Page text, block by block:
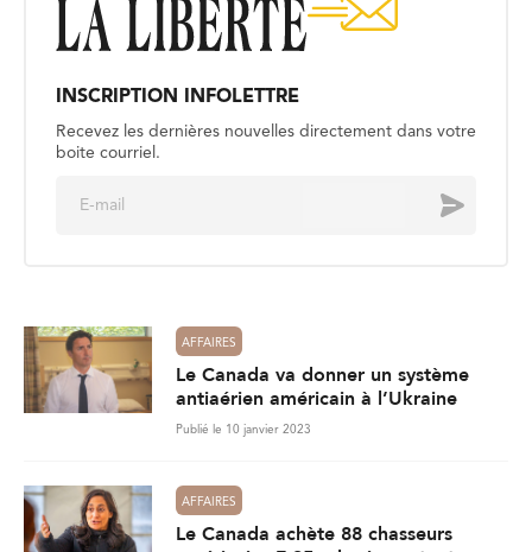
INSCRIPTION INFOLETTRE
Recevez les dernières nouvelles directement dans votre
boite courriel.
Envoyer
AFFAIRES
Le Canada va donner un système
antiaérien américain à l’Ukraine
Publié le 10 janvier 2023
AFFAIRES
Le Canada achète 88 chasseurs